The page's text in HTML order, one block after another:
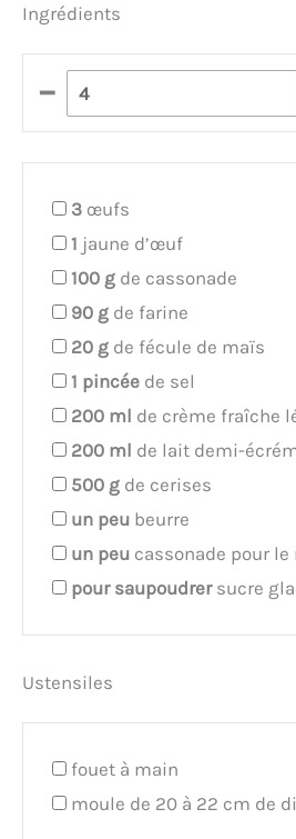
Ingrédients
–
3 œufs
1 jaune d’œuf
100 g de cassonade
90 g de farine
20 g de fécule de maïs
1 pincée de sel
200 ml de crème fraîche
200 ml de lait demi-
500 g de cerises
un peu beurre
un peu cassonade pour le
pour saupoudrersucre
Ustensiles
fouet à main
moule de 20 à 22 cm de